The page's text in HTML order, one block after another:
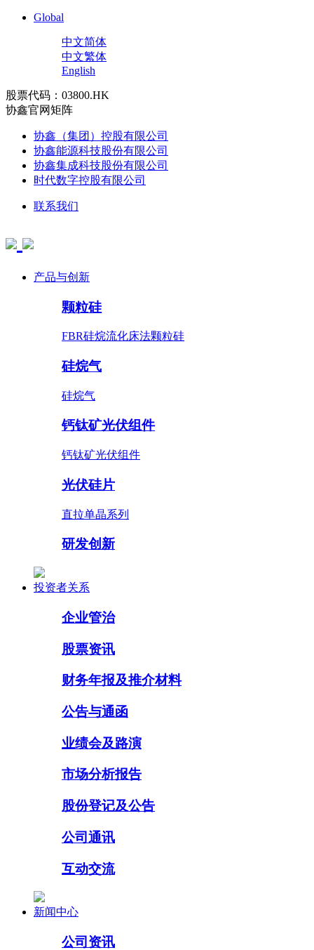
Global
中文简体
中文繁体
English
股票代码：03800.HK
协鑫官网矩阵
协鑫（集团）控股有限公司
协鑫能源科技股份有限公司
协鑫集成科技股份有限公司
时代数字控股有限公司
联系我们
产品与创新
颗粒硅
FBR硅烷流化床法颗粒硅
硅烷气
硅烷气
钙钛矿光伏组件
钙钛矿光伏组件
光伏硅片
直拉单晶系列
研发创新
投资者关系
企业管治
股票资讯
财务年报及推介材料
公告与通函
业绩会及路演
市场分析报告
股份登记及公告
公司通讯
互动交流
新闻中心
公司资讯